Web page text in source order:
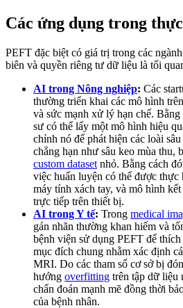
Các ứng dụng trong
PEFT đặc biệt có giá trị trong các
biên và quyền riêng tư dữ liệu là tối
AI trong Nông nghiệp: Các
thường triển khai các mô hình
và sức mạnh xử lý hạn chế.
sư có thể lấy một mô hình hiệu
chỉnh nó để phát hiện các loài
chẳng hạn như sâu keo mùa thu,
custom dataset nhỏ. Bằng cách
việc huấn luyện có thể được thực
máy tính xách tay, và mô hình
trực tiếp trên thiết bị.
AI trong Y tế: Trong medical
gán nhãn thường khan hiếm và
bệnh viện sử dụng PEFT để
mục đích chung nhằm xác định
MRI. Do các tham số cơ sở bị
hướng overfitting trên tập dữ liệu
chẩn đoán mạnh mẽ đồng thời
của bệnh nhân.